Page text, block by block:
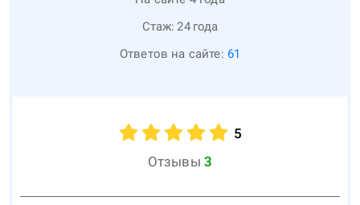
Стаж: 24 года
Ответов на сайте: 61
5
Отзывы 3